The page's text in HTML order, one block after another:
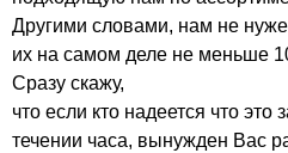
Другими словами, нам не
их на самом деле не меньше
Сразу скажу,
что если кто надеется что
течении часа, вынужден Вас